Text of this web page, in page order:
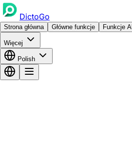
DictoGo
Strona główna Główne funkcje Funkcje AI
Więcej
Polish